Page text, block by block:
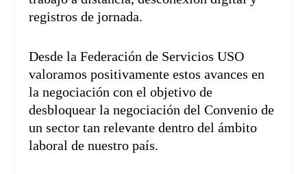
registros de jornada.
Desde la Federación de Servicios USO
valoramos positivamente estos avances en
la negociación con el objetivo de
desbloquear la negociación del Convenio de
un sector tan relevante dentro del ámbito
laboral de nuestro país.